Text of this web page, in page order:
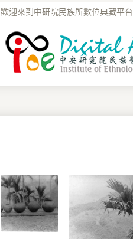
歡迎來到中研院民族所數位典藏平台